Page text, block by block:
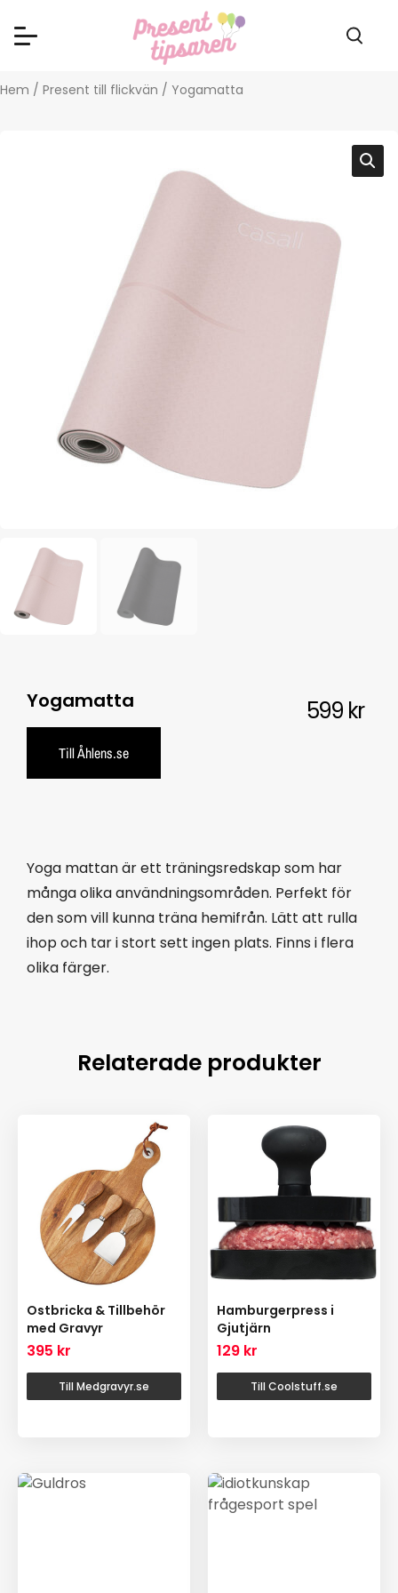
Hem / Present till flickvän / Yogamatta
Yogamatta
Till Åhlens.se
599 kr
Yoga mattan är ett träningsredskap som har
många olika användningsområden. Perfekt för
den som vill kunna träna hemifrån. Lätt att rulla
ihop och tar i stort sett ingen plats. Finns i flera
olika färger.
Relaterade produkter
Ostbricka & Tillbehör
med Gravyr
395 kr
Till Medgravyr.se
Hamburgerpress i
Gjutjärn
129 kr
Till Coolstuff.se